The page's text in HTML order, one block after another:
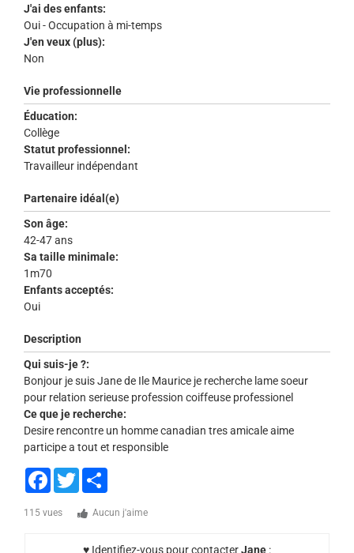
J'ai des enfants:
Oui - Occupation à mi-temps
J'en veux (plus):
Non
Vie professionnelle
Éducation:
Collège
Statut professionnel:
Travailleur indépendant
Partenaire idéal(e)
Son âge:
42-47 ans
Sa taille minimale:
1m70
Enfants acceptés:
Oui
Description
Qui suis-je ?:
Bonjour je suis Jane de Ile Maurice je recherche lame soeur
pour relation serieuse profession coiffeuse professionel
Ce que je recherche:
Desire rencontre un homme canadian tres amicale aime
participe a tout et responsible
Facebook
Twitter
115 vues Aucun j'aime
♥ Identifiez-vous pour contacterJane :